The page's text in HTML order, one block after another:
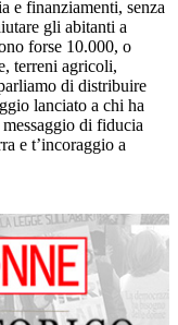
e finanziamenti, senza
gli abitanti a
forse 10.000, o
terreni agricoli,
di distribuire
lanciato a chi ha
di fiducia
e t’incoraggio a